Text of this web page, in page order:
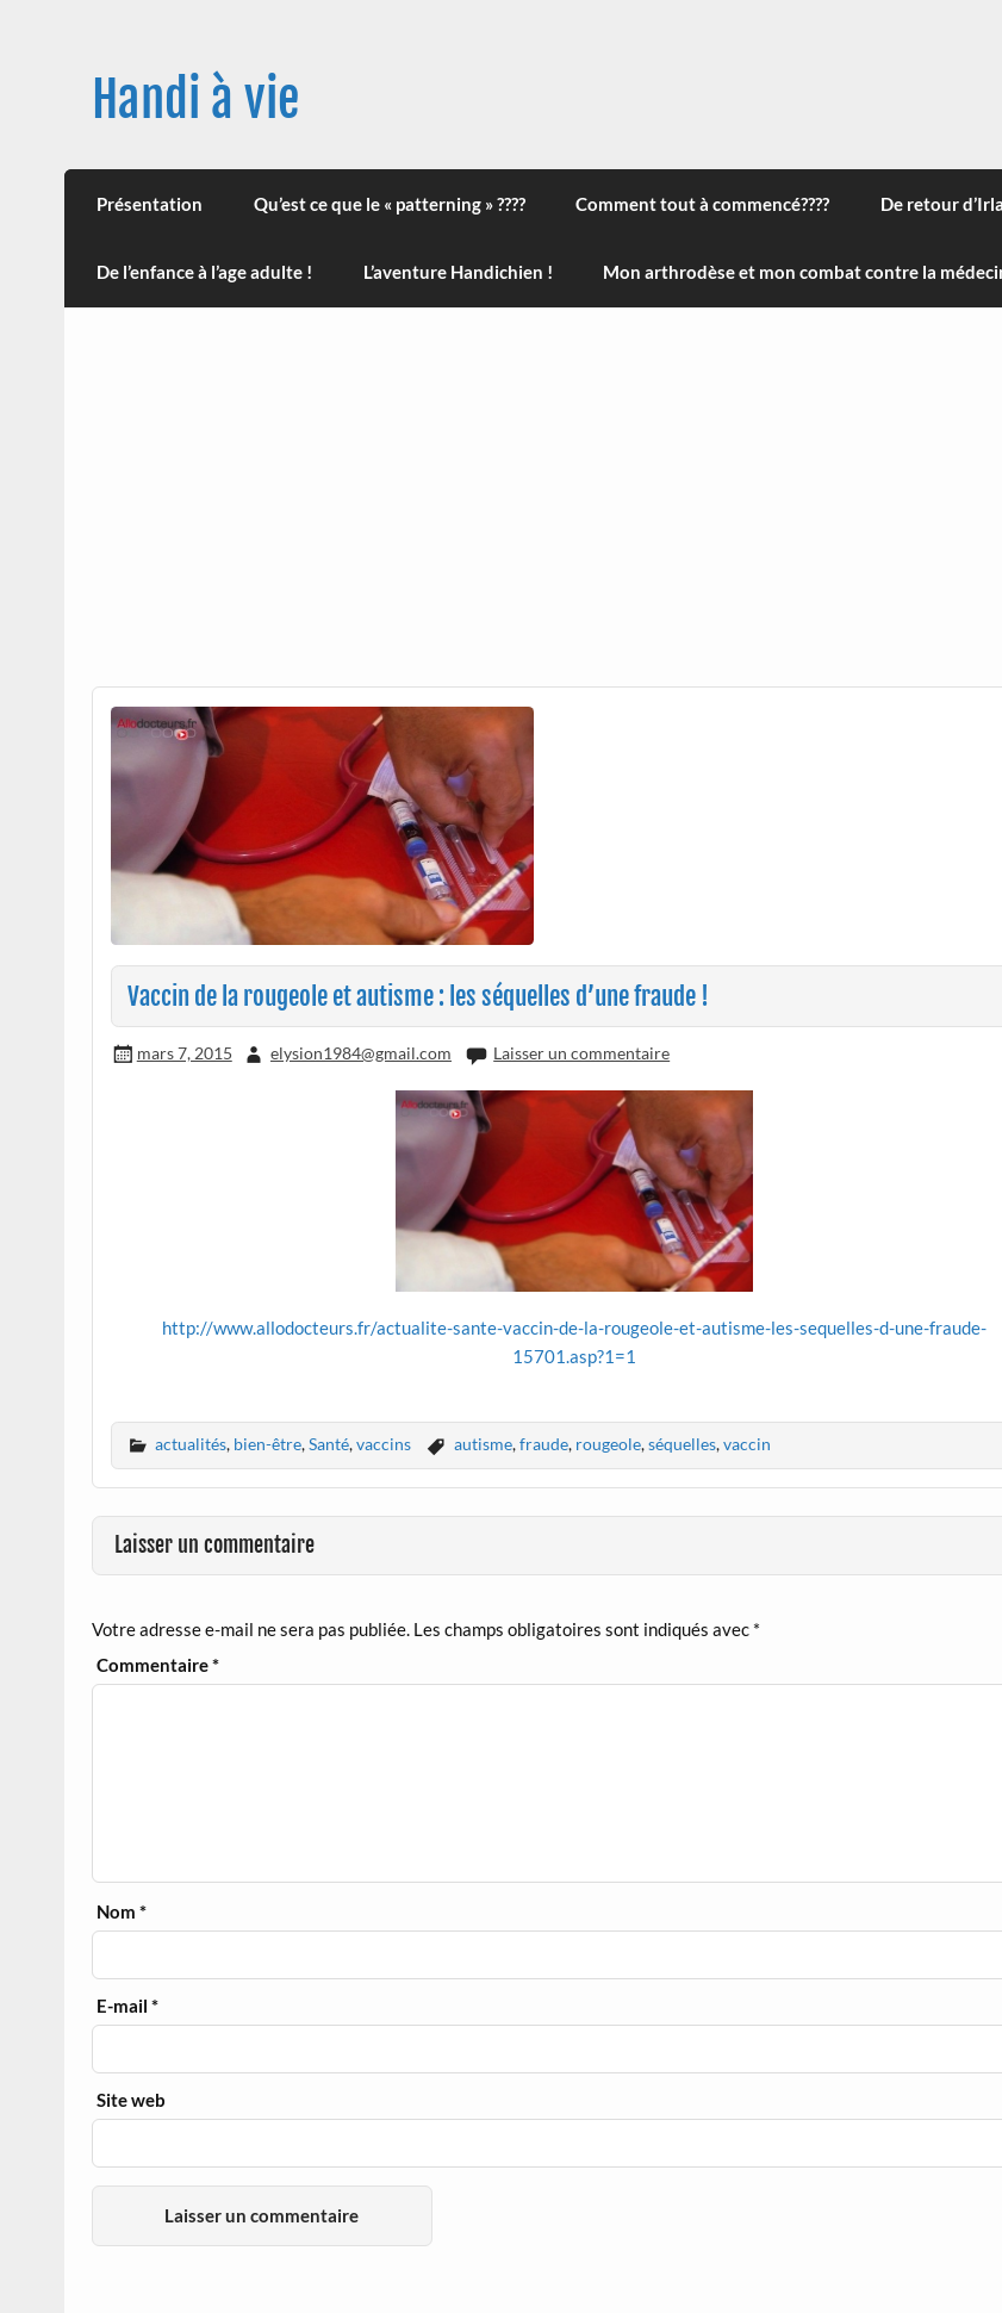
Handi à vie
Une image positive du handicap, en France et à travers le monde, des nouveautés
leur impact sur la santé (mon histoire est dans le menu) ! Bonne visite
Présentation Qu’est ce que le « patterning » ???? Comment tout à commencé???? De retour
De l’enfance à l’age adulte ! L’aventure Handichien ! Mon arthrodèse et mon combat contre la
Vaccin de la rougeole et autisme : les séquelles d’une fraude !
mars 7, 2015 elysion1984@gmail.com Laisser un commentaire
http://www.allodocteurs.fr/actualite-sante-vaccin-de-la-rougeole-et-autisme-les-sequelles-d-une-fraude-
15701.asp?1=1
actualités, bien-être,Santé,vaccins autisme,fraude, rougeole,séquelles,vaccin
Laisser un commentaire
Votre adresse e-mail ne sera pas publiée. Les champs obligatoires sont indiqués avec *
Commentaire*
Nom*
E-mail*
Site web